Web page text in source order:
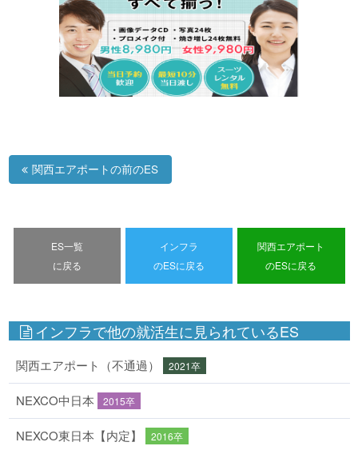
関西エアポートの前のES
ES一覧
に戻る
インフラ
のESに戻る
関西エアポート
のESに戻る
インフラで他の就活生に見られているES
関西エアポート（不通過） 2021卒
NEXCO中日本 2015卒
NEXCO東日本【内定】 2016卒